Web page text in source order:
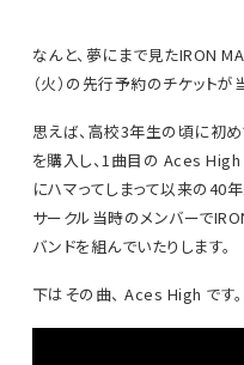
なんと、夢にまで見たIRON
（火）の先行予約のチケットが
思えば、高校3年生の頃に初
を購入し、1曲目の Aces
にハマってしまって以来の40
サークル当時のメンバーで
バンドを組んでいたりします。
下はその曲、 Aces High です。